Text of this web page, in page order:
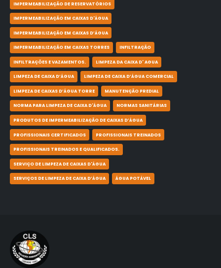
IMPERMEABILIZAÇÃO DE RESERVATÓRIOS
IMPERMEABILIZAÇÃO EM CAIXAS D'ÁGUA
IMPERMEABILIZAÇÃO EM CAIXAS D’ÁGUA
IMPERMEABILIZAÇÃO EM CAIXAS TORRES INFILTRAÇÃO
INFILTRAÇÕES E VAZAMENTOS. LIMPEZA DA CAIXA D' AGUA
LIMPEZA DE CAIXA D’ÁGUA LIMPEZA DE CAIXA D’ÁGUA COMERCIAL
LIMPEZA DE CAIXAS D’ÁGUA TORRE MANUTENÇÃO PREDIAL
NORMA PARA LIMPEZA DE CAIXA D'ÁGUA NORMAS SANITÁRIAS
PRODUTOS DE IMPERMEABILIZAÇÃO DE CAIXAS D’ÁGUA
PROFISSIONAIS CERTIFICADOS PROFISSIONAIS TREINADOS
PROFISSIONAIS TREINADOS E QUALIFICADOS.
SERVIÇO DE LIMPEZA DE CAIXAS D'ÁGUA
SERVIÇOS DE LIMPEZA DE CAIXA D’ÁGUA ÁGUA POTÁVEL